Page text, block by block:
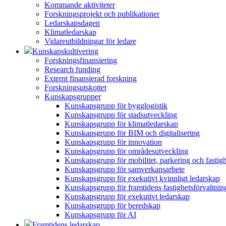
Kommande aktiviteter
Forskningsprojekt och publikationer
Ledarskapsdagen
Klimatledarskap
Vidareutbildningar för ledare
Kunskapskultivering
Forskningsfinansiering
Research funding
Externt finansierad forskning
Forskningsutskottet
Kunskapsgrupper
Kunskapsgrupp för bygglogistik
Kunskapsgrupp för stadsutveckling
Kunskapsgrupp för klimatledarskap
Kunskapsgrupp för BIM och digitalisering
Kunskapsgrupp för innovation
Kunskapsgrupp för områdesutveckling
Kunskapsgrupp för mobilitet, parkering och
Kunskapsgrupp för samverkansarbete
Kunskapsgrupp för exekutivt kvinnligt ledarskap
Kunskapsgrupp för framtidens
Kunskapsgrupp för exekutivt ledarskap
Kunskapsgrupp för beredskap
Kunskapsgrupp för AI